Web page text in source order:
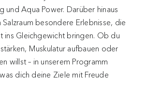
und Aqua Power. Darüber hinaus
besondere Erlebnisse, die
ins Gleichgewicht bringen. Ob du
Muskulatur aufbauen oder
willst – in unserem Programm
dich deine Ziele mit Freude